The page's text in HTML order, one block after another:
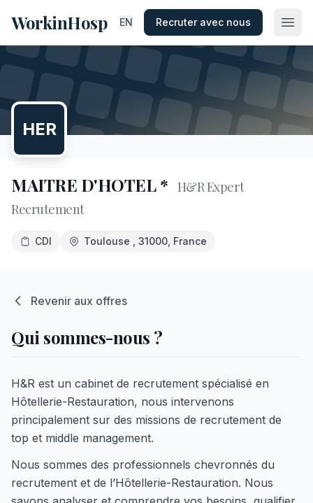
WorkinHosp EN Recruter avec nous
HER
MAITRE D'HOTEL * H&R Expert
Recrutement
CDI Toulouse , 31000 , France
Revenir aux offres
Qui sommes-nous ?
H&R est un cabinet de recrutement spécialisé en
Hôtellerie-Restauration, nous intervenons
principalement sur des missions de recrutement de
top et middle management.
Nous sommes des professionnels chevronnés du
recrutement et de l’Hôtellerie-Restauration. Nous